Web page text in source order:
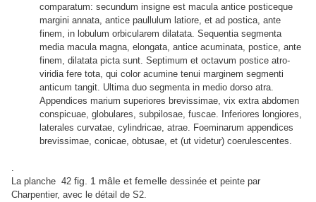
comparatum: secundum insigne est macula antice posticeque
margini annata, antice paullulum latiore, et ad postica, ante
finem, in lobulum orbicularem dilatata. Sequentia segmenta
media macula magna, elongata, antice acuminata, postice, ante
finem, dilatata picta sunt. Septimum et octavum postice atro-
viridia fere tota, qui color acumine tenui marginem segmenti
anticum tangit. Ultima duo segmenta in medio dorso atra.
Appendices marium superiores brevissimae, vix extra abdomen
conspicuae, globulares, subpilosae, fuscae. Inferiores longiores,
laterales curvatae, cylindricae, atrae. Foeminarum appendices
brevissimae, conicae, obtusae, et (ut videtur) coerulescentes.
.
La planche 42 fig. 1 mâle et femelle dessinée et peinte par
Charpentier, avec le détail de S2.